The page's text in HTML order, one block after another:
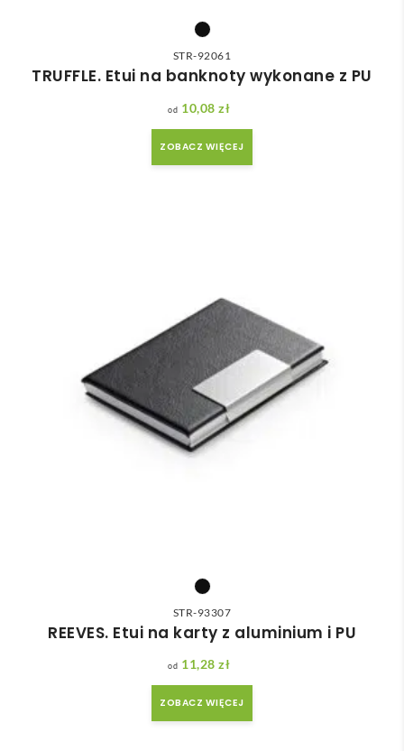
STR-92061
TRUFFLE. Etui na banknoty wykonane z PU
10,08zł
ZOBACZ WIĘCEJ
STR-93307
REEVES. Etui na karty z aluminium i PU
11,28zł
ZOBACZ WIĘCEJ